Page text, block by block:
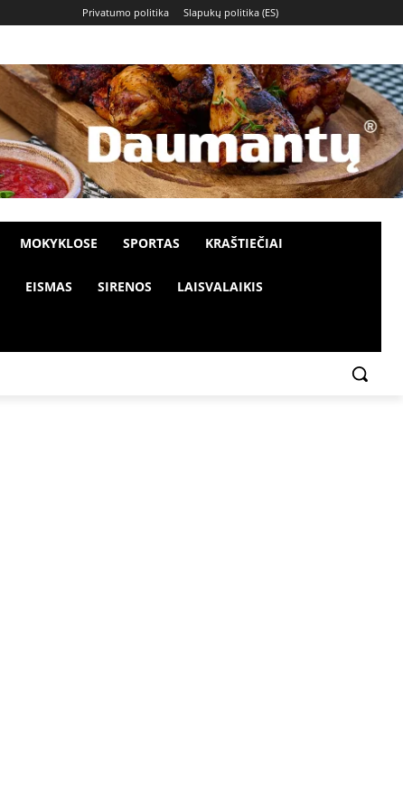
Privatumo politika Slapukų politika (ES)
MOKYKLOSE SPORTAS KRAŠTIEČIAI
EISMAS SIRENOS LAISVALAIKIS